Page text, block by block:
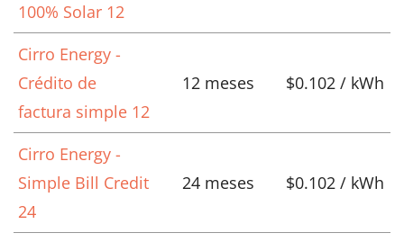
100% Solar 12
Cirro Energy -
Crédito de
factura simple 12
12 meses $0.102 / kWh
Cirro Energy -
Simple Bill Credit
24
24 meses $0.102 / kWh